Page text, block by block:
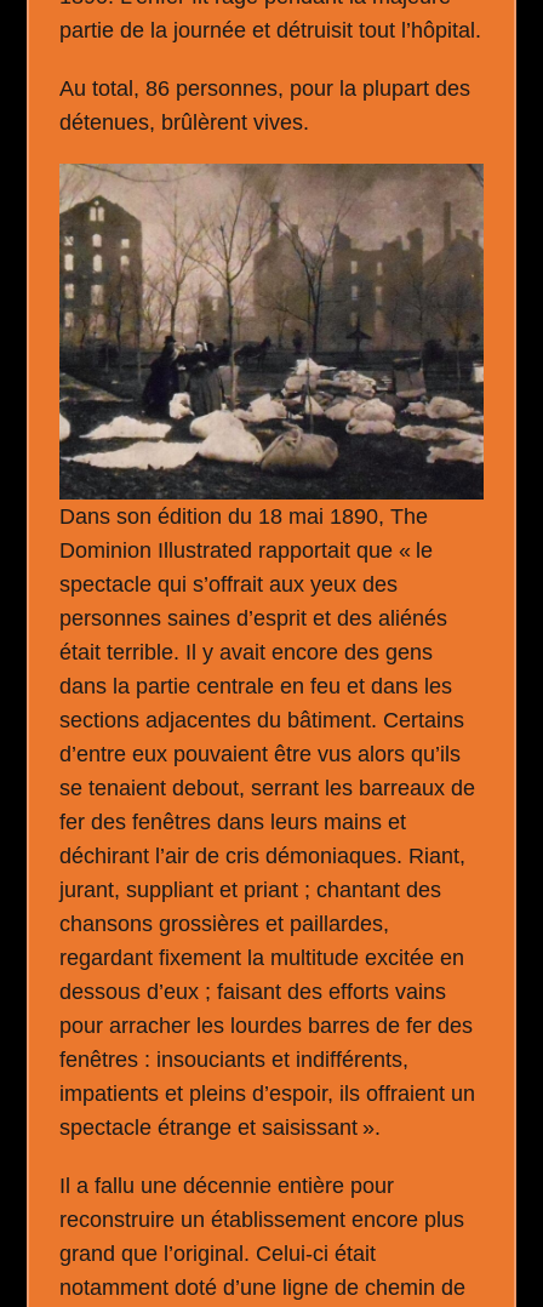
partie de la journée et détruisit tout l’hôpital.
Au total, 86 personnes, pour la plupart des
détenues, brûlèrent vives.
Dans son édition du 18 mai 1890, The
Dominion Illustrated rapportait que « le
spectacle qui s’offrait aux yeux des
personnes saines d’esprit et des aliénés
était terrible. Il y avait encore des gens
dans la partie centrale en feu et dans les
sections adjacentes du bâtiment. Certains
d’entre eux pouvaient être vus alors qu’ils
se tenaient debout, serrant les barreaux de
fer des fenêtres dans leurs mains et
déchirant l’air de cris démoniaques. Riant,
jurant, suppliant et priant ; chantant des
chansons grossières et paillardes,
regardant fixement la multitude excitée en
dessous d’eux ; faisant des efforts vains
pour arracher les lourdes barres de fer des
fenêtres : insouciants et indifférents,
impatients et pleins d’espoir, ils offraient un
spectacle étrange et saisissant ».
Il a fallu une décennie entière pour
reconstruire un établissement encore plus
grand que l’original. Celui-ci était
notamment doté d’une ligne de chemin de